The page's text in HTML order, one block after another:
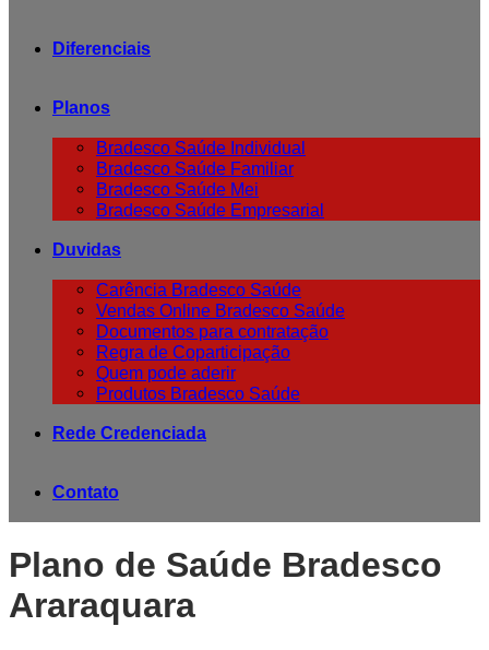
Diferenciais
Planos
Bradesco Saúde Individual
Bradesco Saúde Familiar
Bradesco Saúde Mei
Bradesco Saúde Empresarial
Duvidas
Carência Bradesco Saúde
Vendas Online Bradesco Saúde
Documentos para contratação
Regra de Coparticipação
Quem pode aderir
Produtos Bradesco Saúde
Rede Credenciada
Contato
Plano de Saúde Bradesco
Araraquara